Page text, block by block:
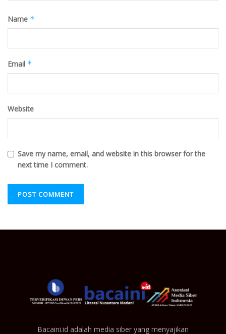
Name *
Email *
Website
Save my name, email, and website in this browser for the
next time I comment.
Bacaini.id adalah media siber yang menyajikan